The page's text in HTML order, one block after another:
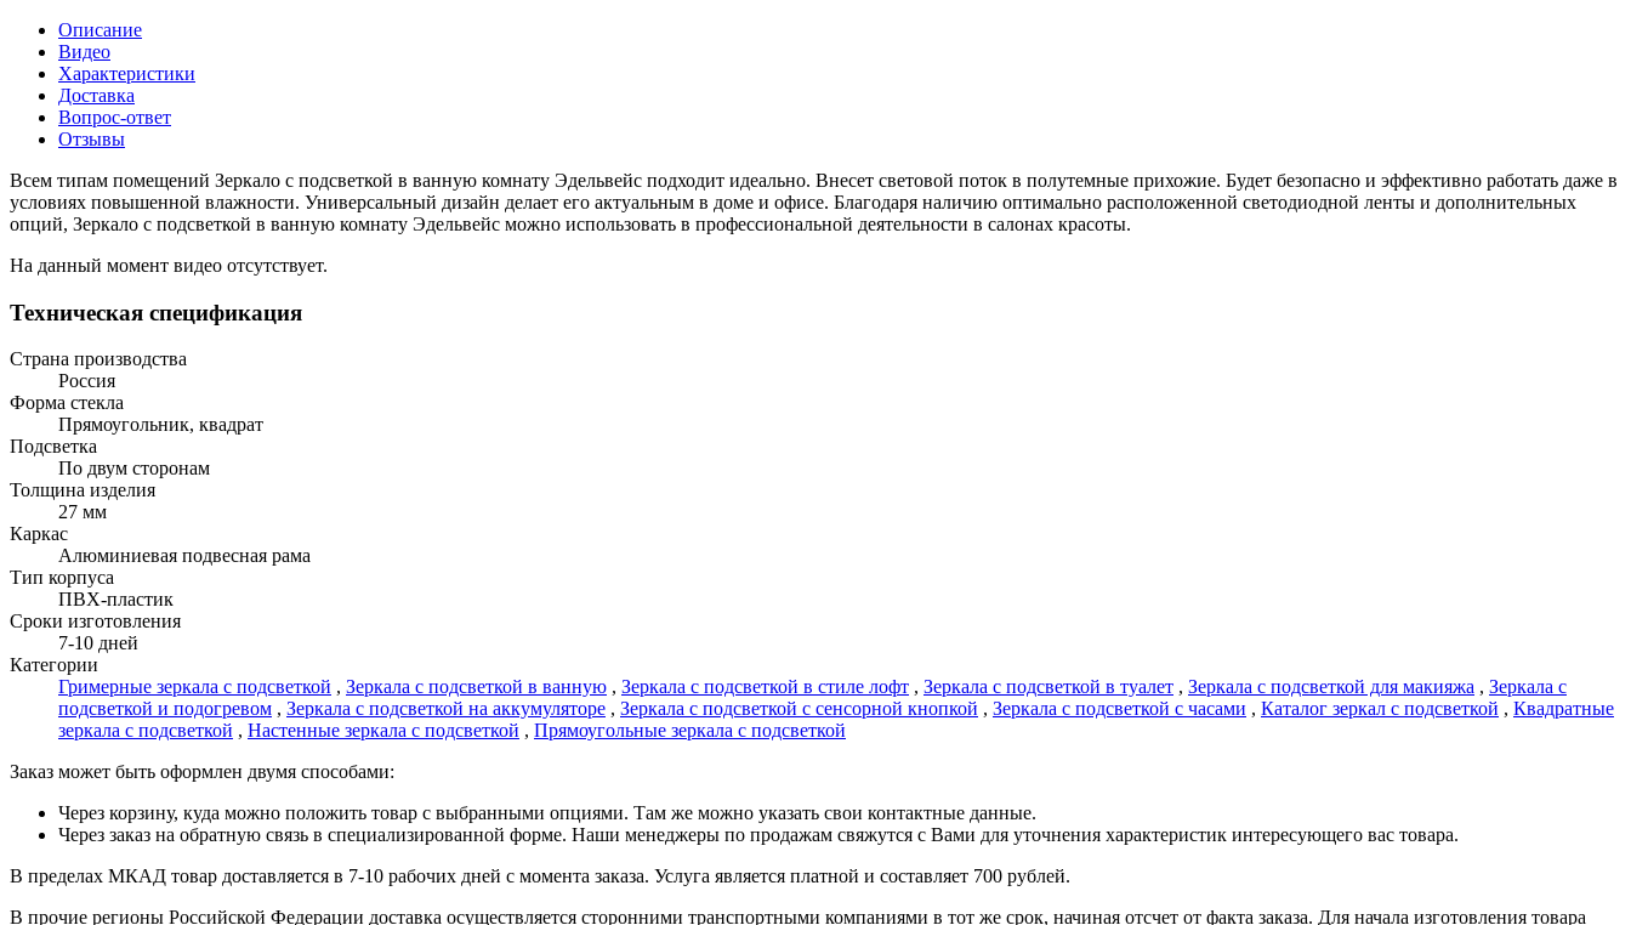
Описание
Видео
Характеристики
Доставка
Вопрос-ответ
Отзывы
Всем типам помещений Зеркало с подсветкой в ванную комнату Эдельвейс подходит идеально. Внесет световой поток в полутемные прихожие. Будет безопасно и эффективно работать даже в
условиях повышенной влажности. Универсальный дизайн делает его актуальным в доме и офисе. Благодаря наличию оптимально расположенной светодиодной ленты и дополнительных
опций, Зеркало с подсветкой в ванную комнату Эдельвейс можно использовать в профессиональной деятельности в салонах красоты.
На данный момент видео отсутствует.
Техническая спецификация
Страна производства
Россия
Форма стекла
Прямоугольник, квадрат
Подсветка
По двум сторонам
Толщина изделия
27 мм
Каркас
Алюминиевая подвесная рама
Тип корпуса
ПВХ-пластик
Сроки изготовления
7-10 дней
Категории
Гримерные зеркала с подсветкой , Зеркала с подсветкой в ванную , Зеркала с подсветкой в стиле лофт , Зеркала с подсветкой в туалет , Зеркала с подсветкой для макияжа , Зеркала с
подсветкой и подогревом , Зеркала с подсветкой на аккумуляторе , Зеркала с подсветкой с сенсорной кнопкой , Зеркала с подсветкой с часами , Каталог зеркал с подсветкой , Квадратные
зеркала с подсветкой , Настенные зеркала с подсветкой , Прямоугольные зеркала с подсветкой
Заказ может быть оформлен двумя способами:
Через корзину, куда можно положить товар с выбранными опциями. Там же можно указать свои контактные данные.
Через заказ на обратную связь в специализированной форме. Наши менеджеры по продажам свяжутся с Вами для уточнения характеристик интересующего вас товара.
В пределах МКАД товар доставляется в 7-10 рабочих дней с момента заказа. Услуга является платной и составляет 700 рублей.
В прочие регионы Российской Федерации доставка осуществляется сторонними транспортными компаниями в тот же срок, начиная отсчет от факта заказа. Для начала изготовления товара